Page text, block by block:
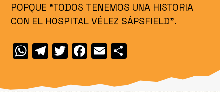
PORQUE “TODOS TENEMOS UNA HISTORIA
CON EL HOSPITAL VÉLEZ SÁRSFIELD”.
W
at
T
e
T
itt
F
c
E
ai m